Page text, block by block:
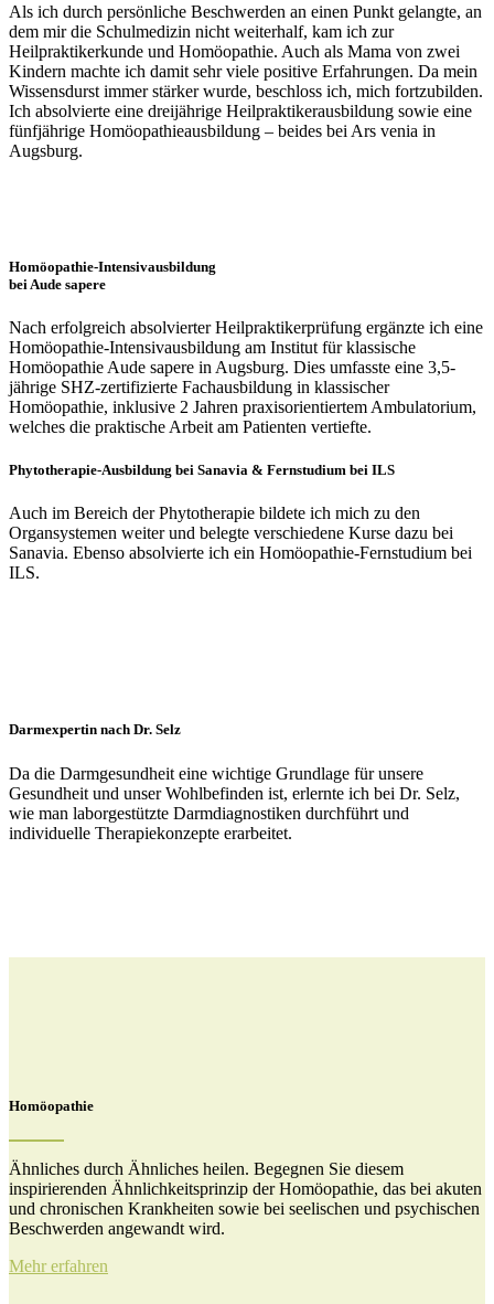
Als ich durch persönliche Beschwerden an einen Punkt gelangte, an
dem mir die Schulmedizin nicht weiterhalf, kam ich zur
Heilpraktikerkunde und Homöopathie. Auch als Mama von zwei
Kindern machte ich damit sehr viele positive Erfahrungen. Da mein
Wissensdurst immer stärker wurde, beschloss ich, mich fortzubilden.
Ich absolvierte eine dreijährige Heilpraktikerausbildung sowie eine
fünfjährige Homöopathieausbildung – beides bei Ars venia in
Augsburg.
Homöopathie-Intensivausbildung
bei Aude sapere
Nach erfolgreich absolvierter Heilpraktikerprüfung ergänzte ich eine
Homöopathie-Intensivausbildung am Institut für klassische
Homöopathie Aude sapere in Augsburg. Dies umfasste eine 3,5-
jährige SHZ-zertifizierte Fachausbildung in klassischer
Homöopathie, inklusive 2 Jahren praxisorientiertem Ambulatorium,
welches die praktische Arbeit am Patienten vertiefte.
Phytotherapie-Ausbildung bei Sanavia & Fernstudium bei ILS
Auch im Bereich der Phytotherapie bildete ich mich zu den
Organsystemen weiter und belegte verschiedene Kurse dazu bei
Sanavia. Ebenso absolvierte ich ein Homöopathie-Fernstudium bei
ILS.
Darmexpertin nach Dr. Selz
Da die Darmgesundheit eine wichtige Grundlage für unsere
Gesundheit und unser Wohlbefinden ist, erlernte ich bei Dr. Selz,
wie man laborgestützte Darmdiagnostiken durchführt und
individuelle Therapiekonzepte erarbeitet.
Homöopathie
Ähnliches durch Ähnliches heilen. Begegnen Sie diesem
inspirierenden Ähnlichkeitsprinzip der Homöopathie, das bei akuten
und chronischen Krankheiten sowie bei seelischen und psychischen
Beschwerden angewandt wird.
Mehr erfahren